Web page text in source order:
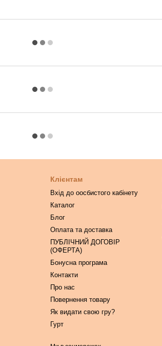
Клієнтам
Вхід до оосбистого кабінету
Каталог
Блог
Оплата та доставка
ПУБЛІЧНИЙ ДОГОВІР
(ОФЕРТА)
Бонусна програма
Контакти
Про нас
Повернення товару
Як видати свою гру?
Гурт